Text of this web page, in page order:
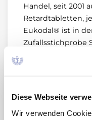
Diese Webseite
Wir verwenden
Handel, seit 2001
Retardtabletten,
Eukodal® ist in
Zufallsstichprobe
Jahren seiner
unter 14.702